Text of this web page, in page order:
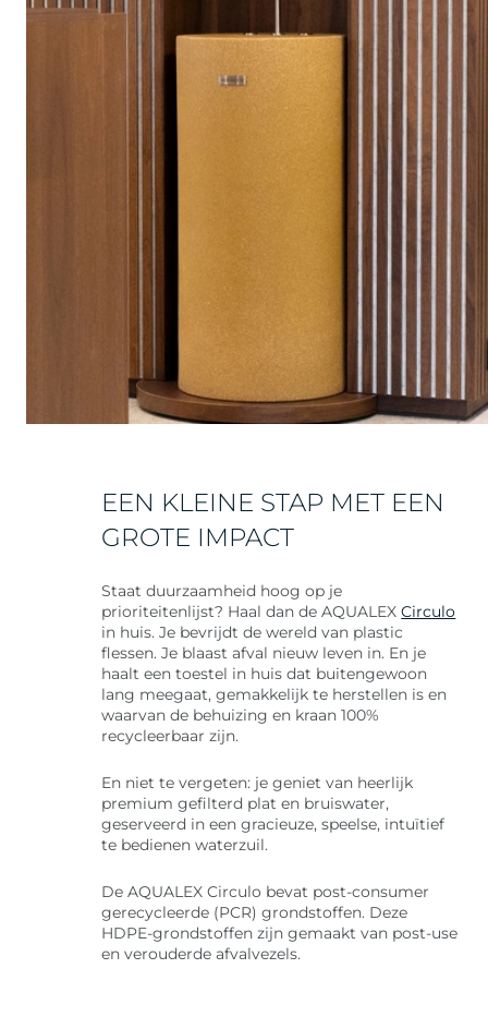
EEN KLEINE STAP MET EEN
GROTE IMPACT
Staat duurzaamheid hoog op je
prioriteitenlijst? Haal dan de AQUALEXCirculo
in huis. Je bevrijdt de wereld van plastic
flessen. Je blaast afval nieuw leven in. En je
haalt een toestel in huis dat buitengewoon
lang meegaat, gemakkelijk te herstellen is en
waarvan de behuizing en kraan 100%
recycleerbaar zijn.
En niet te vergeten: je geniet van heerlijk
premium gefilterd plat en bruiswater,
geserveerd in een gracieuze, speelse, intuïtief
te bedienen waterzuil.
De AQUALEX Circulo bevat post-consumer
gerecycleerde (PCR) grondstoffen. Deze
HDPE-grondstoffen zijn gemaakt van post-use
en verouderde afvalvezels.